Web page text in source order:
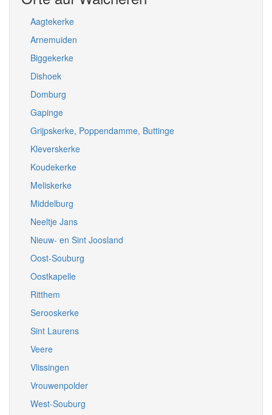
Aagtekerke
Arnemuiden
Biggekerke
Dishoek
Domburg
Gapinge
Grijpskerke, Poppendamme, Buttinge
Kleverskerke
Koudekerke
Meliskerke
Middelburg
Neeltje Jans
Nieuw- en Sint Joosland
Oost-Souburg
Oostkapelle
Ritthem
Serooskerke
Sint Laurens
Veere
Vlissingen
Vrouwenpolder
West-Souburg